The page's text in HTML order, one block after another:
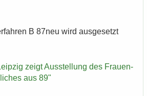
B 87neu wird aus­ge­setzt
zeigt Aus­stel­lung des Frau­en­
aus 89"